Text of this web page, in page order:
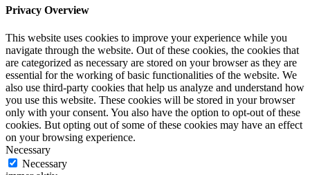
Privacy Overview
This website uses cookies to improve your experience while you
navigate through the website. Out of these cookies, the cookies that
are categorized as necessary are stored on your browser as they are
essential for the working of basic functionalities of the website. We
also use third-party cookies that help us analyze and understand how
you use this website. These cookies will be stored in your browser
only with your consent. You also have the option to opt-out of these
cookies. But opting out of some of these cookies may have an effect
on your browsing experience.
Necessary
Necessary